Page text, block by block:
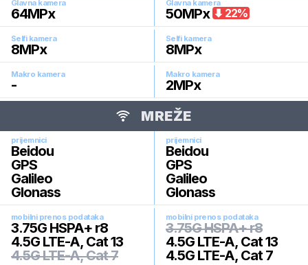
Glavna kamera
64MPx
Glavna kamera
50MPx 22%
Selfi kamera
8MPx
Selfi kamera
8MPx
Makro kamera
-
Makro kamera
2MPx
MREŽE
prijemnici
Beidou
GPS
Galileo
Glonass
prijemnici
Beidou
GPS
Galileo
Glonass
mobilni prenos podataka
3.75G HSPA+ r8
4.5G LTE-A, Cat 13
4.5G LTE-A, Cat 7
mobilni prenos podataka
3.75G HSPA+ r8
4.5G LTE-A, Cat 13
4.5G LTE-A, Cat 7